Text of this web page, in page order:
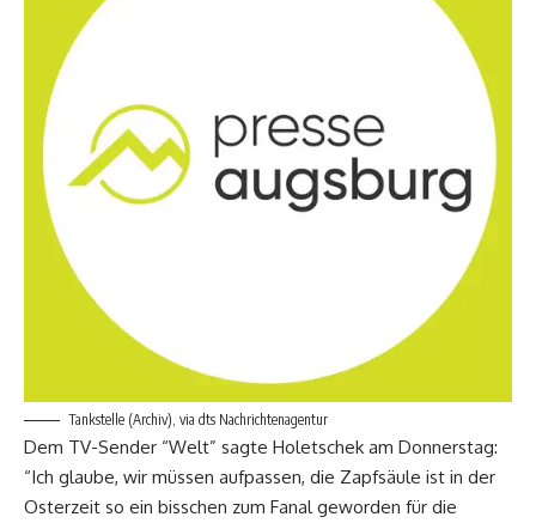
Tankstelle (Archiv), via dts Nachrichtenagentur
Dem TV-Sender “Welt” sagte Holetschek am Donnerstag:
“Ich glaube, wir müssen aufpassen, die Zapfsäule ist in der
Osterzeit so ein bisschen zum Fanal geworden für die